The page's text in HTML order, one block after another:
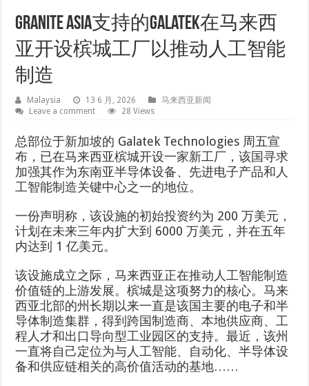
Granite Asia支持的Galatek在马来西
亚开设槟城工厂以推动人工智能
制造
Malaysia 13 6 月, 2026
马来西亚新闻
Leave a comment
28 Views
总部位于新加坡的 Galatek Technologies 周五宣
布，已在马来西亚槟城开设一家新工厂，该国寻求
加强其作为东南亚半导体设备、先进电子产品和人
工智能制造关键中心之一的地位。
一份声明称，该设施的初始投资约为 200 万美元，
计划在未来三年内扩大到 6000 万美元，并在五年
内达到 1 亿美元。
该设施成立之际，马来西亚正在推动人工智能制造
价值链的上游发展。槟城是这项努力的核心。马来
西亚北部的州长期以来一直是该国主要的电子和半
导体制造集群，得到跨国制造商、本地供应商、工
程人才和出口导向型工业园区的支持。最近，该州
一直将自己定位为与人工智能、自动化、半导体设
备和供应链相关的高价值活动的基地……